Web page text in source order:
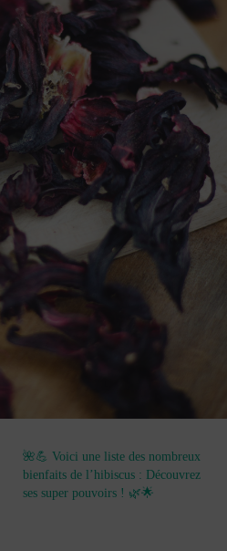
🌺💪 Voici une liste des nombreux
bienfaits de l’hibiscus : Découvrez
ses super pouvoirs ! 🌿🌟